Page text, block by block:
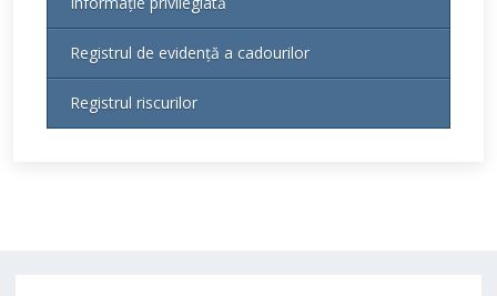
Registrul de evidență a cadourilor
Registrul riscurilor